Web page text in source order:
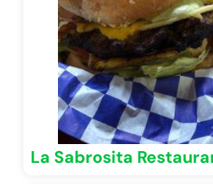
La Sabrosita